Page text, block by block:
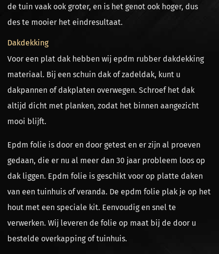
de tuin vaak ook groter, en is het genot ook hoger, dus
des te mooier het eindresultaat.
Dakdekking
Voor een plat dak hebben wij epdm rubber dakdekking
materiaal. Bij een schuin dak of zadeldak, kunt u
dakpannen of dakplaten overwegen. Schroef het dak
altijd dicht met planken, zodat het binnen aangezicht
mooi blijft.
Epdm folie is door en door getest en er zijn al proeven
gedaan, die er nu al meer dan 30 jaar probleem loos op
dak liggen. Epdm folie is geschikt voor op platte daken
van een tuinhuis of veranda. De epdm folie plak je op het
hout met een speciale kit. Eenvoudig en snel te
verwerken. Wij leveren de folie op maat bij de door u
bestelde overkapping of tuinhuis.